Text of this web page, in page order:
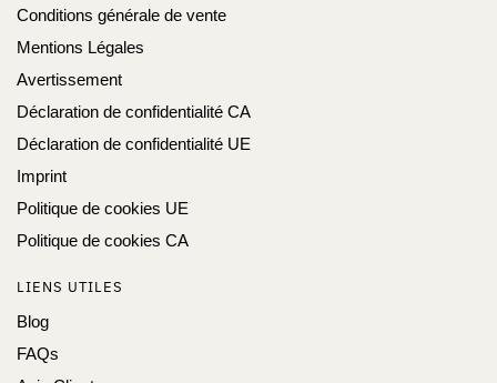
Conditions générale de vente
Mentions Légales
Avertissement
Déclaration de confidentialité CA
Déclaration de confidentialité UE
Imprint
Politique de cookies UE
Politique de cookies CA
LIENS UTILES
Blog
FAQs